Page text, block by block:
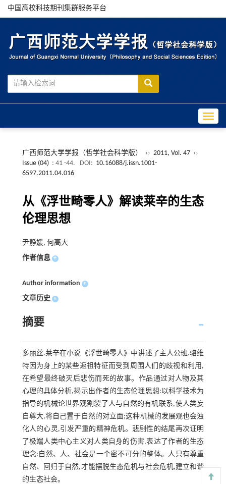
中国高校科技期刊集群服务平台
广西师范大学学报（哲学社会科学版） ›› 2011, Vol. 47 ››
Issue (04) : 41 -44. DOI: 10.16088/j.issn.1001-
6597.2011.04.016
从《浮世畸零人》解读莱辛的生态
伦理思想
尹静媛, 何高大
作者信息 +
Author information +
文章历史 +
摘要
多丽丝.莱辛在小说《浮世畸零人》中讲述了主人公班.骆维
特因为身上的某些返祖特征而受到周围人们的歧视和利用,
在希望最终破灭后悲伤而死的故事。作品通过对人物及其
心理的具体分析,揭示出作者的生态伦理思想:以科学技术为
指导的机械论世界观割裂了人与自然的有机联系,使人类妄
自尊大,将自己置于自然的对立面;这种机械的发展观也会浊
化人的心灵,引发严重的精神危机。悲剧性的结尾再次证明
了极端人类中心主义对人类自身的伤害,表达了作者的生态
理念:自然、人、社会是一个密不可分的整体。人只有尊重
自然、回归于自然,才能摆脱生态危机与社会危机,建立和谐
的生态社会。